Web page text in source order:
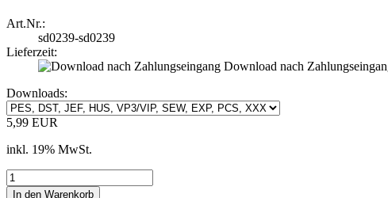
Art.Nr.:
sd0239-sd0239
Lieferzeit:
Download nach
Downloads:
5,99 EUR
inkl. 19% MwSt.